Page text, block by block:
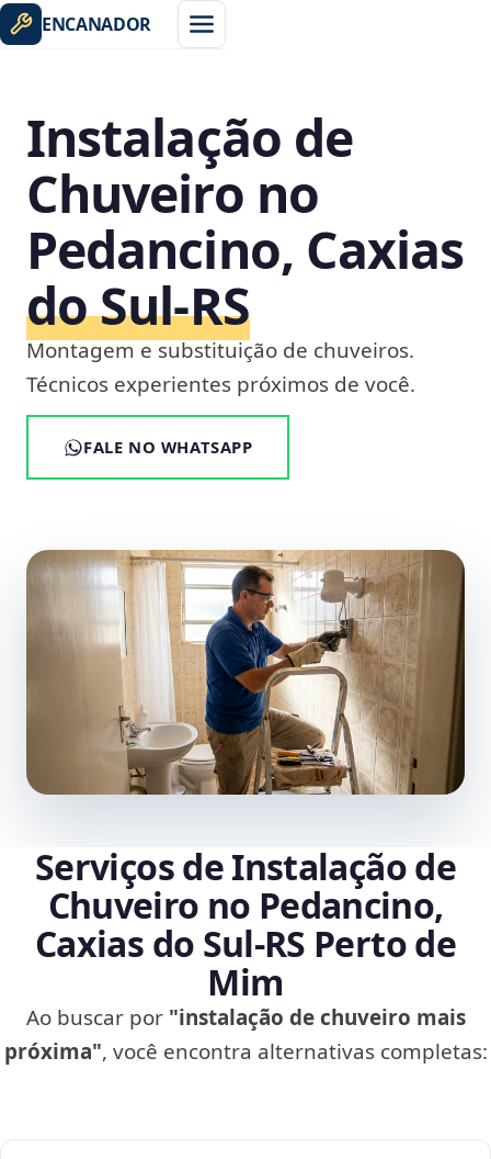
ENCANADOR
Instalação de
Chuveiro no
Pedancino, Caxias
do Sul‑RS
Montagem e substituição de chuveiros.
Técnicos experientes próximos de você.
FALE NO WHATSAPP
Serviços de Instalação de
Chuveiro no Pedancino,
Caxias do Sul‑RS Perto de
Mim
Ao buscar por "instalação de chuveiro mais
próxima", você encontra alternativas completas: